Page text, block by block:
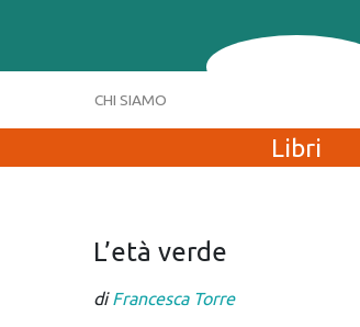
CHI SIAMO
Libri
L’età verde
diFrancesca Torre